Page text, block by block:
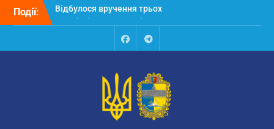
Перейти
Події:
Відбулося засідання
колегії Департаменту
освіти та науки обласної
державної адміністрації
відповідальних за
національно-патріотичне
FacebookTalegram